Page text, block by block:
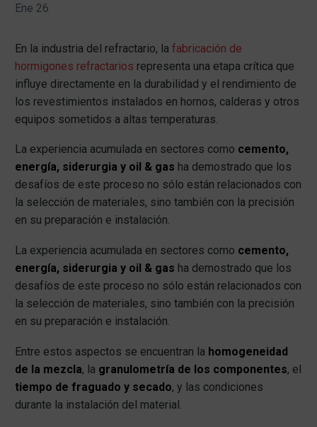
Ene 26
En la industria del refractario, la fabricación de
hormigones refractarios representa una etapa crítica que
influye directamente en la durabilidad y el rendimiento de
los revestimientos instalados en hornos, calderas y otros
equipos sometidos a altas temperaturas.
La experiencia acumulada en sectores como cemento,
energía, siderurgia y oil & gas ha demostrado que los
desafíos de este proceso no sólo están relacionados con
la selección de materiales, sino también con la precisión
en su preparación e instalación.
La experiencia acumulada en sectores como cemento,
energía, siderurgia y oil & gas ha demostrado que los
desafíos de este proceso no sólo están relacionados con
la selección de materiales, sino también con la precisión
en su preparación e instalación.
Entre estos aspectos se encuentran la homogeneidad
de la mezcla, la granulometría de los componentes, el
tiempo de fraguado y secado, y las condiciones
durante la instalación del material.